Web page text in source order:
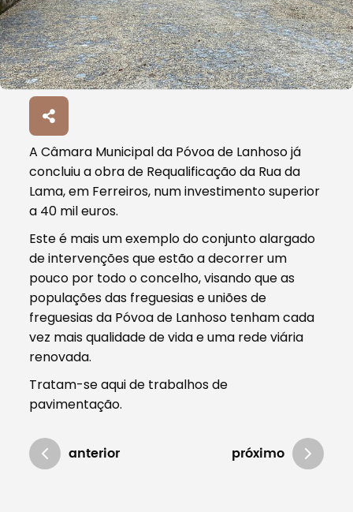
A Câmara Municipal da Póvoa de Lanhoso já
concluiu a obra de Requalificação da Rua da
Lama, em Ferreiros, num investimento superior
a 40 mil euros.
Este é mais um exemplo do conjunto alargado
de intervenções que estão a decorrer um
pouco por todo o concelho, visando que as
populações das freguesias e uniões de
freguesias da Póvoa de Lanhoso tenham cada
vez mais qualidade de vida e uma rede viária
renovada.
Tratam-se aqui de trabalhos de
pavimentação.
anterior próximo